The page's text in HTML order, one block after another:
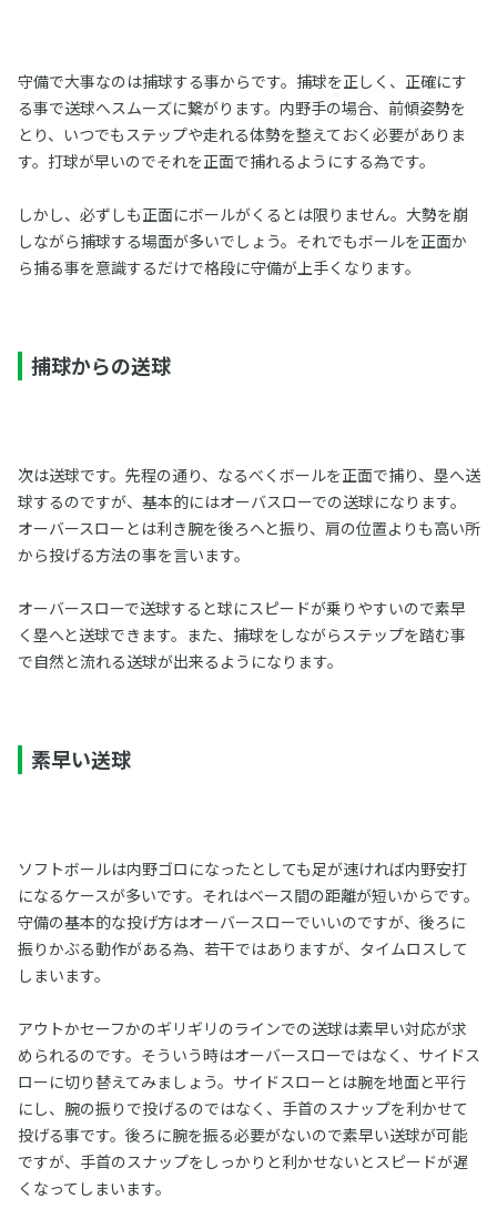
守備で大事なのは捕球する事からです。捕球を正しく、正確にす
る事で送球へスムーズに繋がります。内野手の場合、前傾姿勢を
とり、いつでもステップや走れる体勢を整えておく必要がありま
す。打球が早いのでそれを正面で捕れるようにする為です。
しかし、必ずしも正面にボールがくるとは限りません。大勢を崩
しながら捕球する場面が多いでしょう。それでもボールを正面か
ら捕る事を意識するだけで格段に守備が上手くなります。
捕球からの送球
次は送球です。先程の通り、なるべくボールを正面で捕り、塁へ送
球するのですが、基本的にはオーバスローでの送球になります。
オーバースローとは利き腕を後ろへと振り、肩の位置よりも高い所
から投げる方法の事を言います。
オーバースローで送球すると球にスピードが乗りやすいので素早
く塁へと送球できます。また、捕球をしながらステップを踏む事
で自然と流れる送球が出来るようになります。
素早い送球
ソフトボールは内野ゴロになったとしても足が速ければ内野安打
になるケースが多いです。それはベース間の距離が短いからです。
守備の基本的な投げ方はオーバースローでいいのですが、後ろに
振りかぶる動作がある為、若干ではありますが、タイムロスして
しまいます。
アウトかセーフかのギリギリのラインでの送球は素早い対応が求
められるのです。そういう時はオーバースローではなく、サイドス
ローに切り替えてみましょう。サイドスローとは腕を地面と平行
にし、腕の振りで投げるのではなく、手首のスナップを利かせて
投げる事です。後ろに腕を振る必要がないので素早い送球が可能
ですが、手首のスナップをしっかりと利かせないとスピードが遅
くなってしまいます。